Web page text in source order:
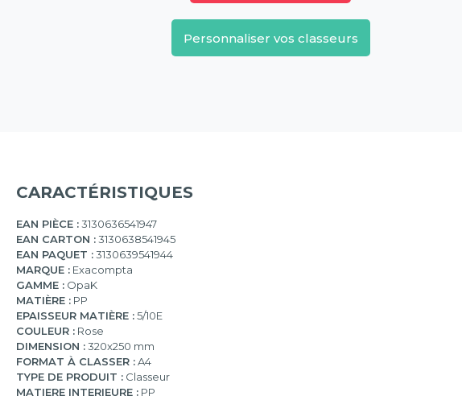
Personnaliser vos classeurs
CARACTÉRISTIQUES
EAN PIÈCE :3130636541947
EAN CARTON :3130638541945
EAN PAQUET :3130639541944
MARQUE : Exacompta
GAMME : OpaK
MATIÈRE : PP
EPAISSEUR MATIÈRE :5/10E
COULEUR : Rose
DIMENSION :320x250 mm
FORMAT À CLASSER :A4
TYPE DE PRODUIT : Classeur
MATIERE INTERIEURE : PP